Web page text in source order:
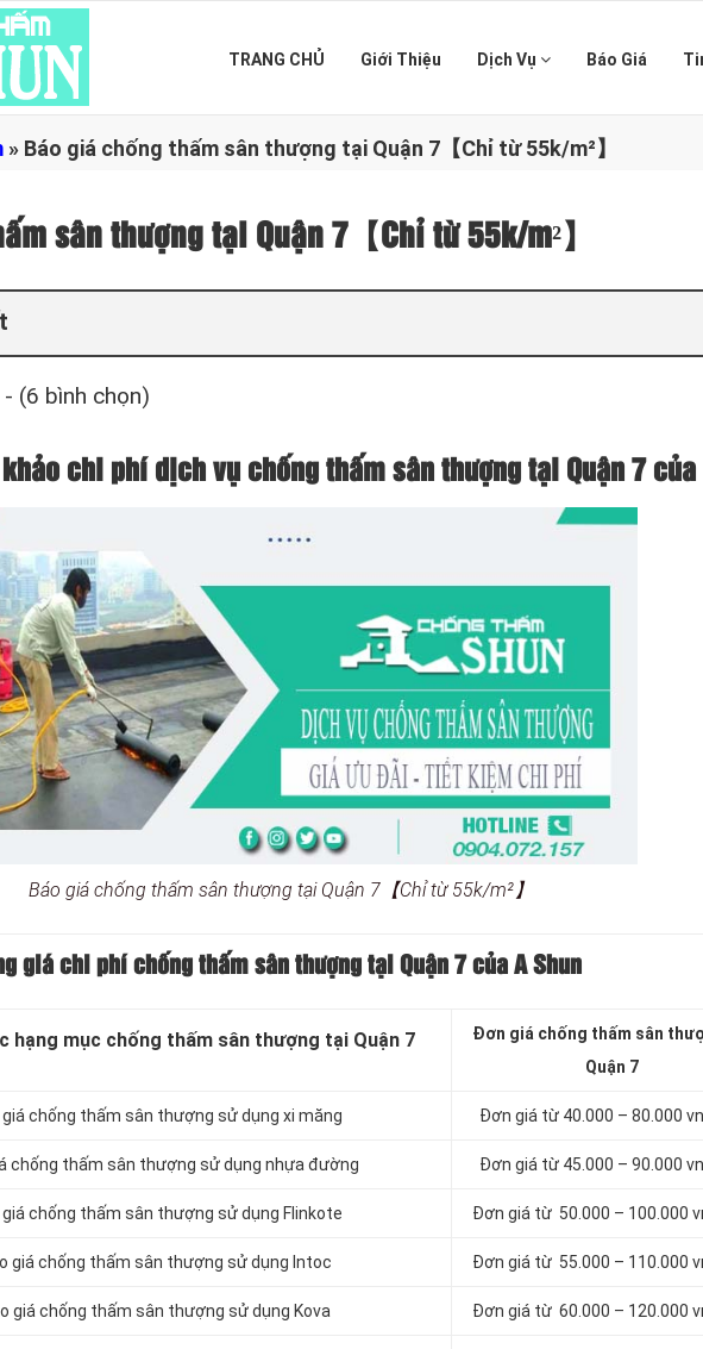
TRANG CHỦ Giới Thiệu Dịch Vụ Báo Giá
» Báo giá chống thấm sân thượng tại Quận 7【Chỉ từ 55k/m²】
sân thượng tại Quận 7【Chỉ từ 55k/m²】
(6 bình chọn)
chi phí dịch vụ chống thấm sân thượng tại Quận 7 của
Báo giá chống thấm sân thượng tại Quận 7【Chỉ từ 55k/m²】
giá chi phí chống thấm sân thượng tại Quận 7 của A Shun
hạng mục chống thấm sân thượng tại Quận 7
Đơn giá chống thấm sân
Quận 7
giá chống thấm sân thượng sử dụng xi măng Đơn giá từ 40.000 – 80.000
chống thấm sân thượng sử dụng nhựa đường Đơn giá từ 45.000 – 90.000
giá chống thấm sân thượng sử dụng Flinkote Đơn giá từ 50.000 – 100.000
giá chống thấm sân thượng sử dụng Intoc Đơn giá từ 55.000 – 110.000
giá chống thấm sân thượng sử dụng Kova Đơn giá từ 60.000 – 120.000